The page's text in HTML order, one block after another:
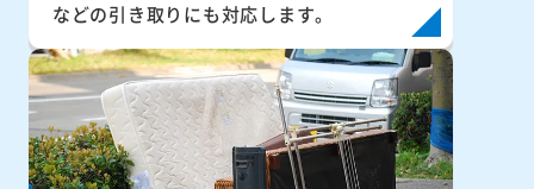
などの引き取りにも対応します。